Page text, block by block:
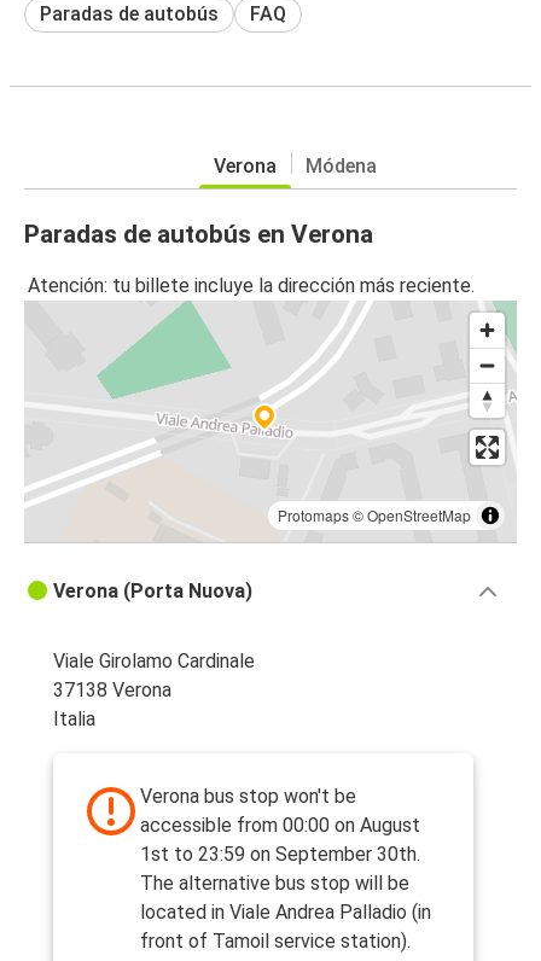
Paradas de autobús FAQ
Verona Módena
Paradas de autobús en Verona
Atención: tu billete incluye la dirección más reciente.
Protomaps©OpenStreetMap
Verona (Porta Nuova)
Viale Girolamo Cardinale
37138 Verona
Italia
Verona bus stop won't be
accessible from 00:00 on August
1st to 23:59 on September 30th.
The alternative bus stop will be
located in Viale Andrea Palladio (in
front of Tamoil service station).